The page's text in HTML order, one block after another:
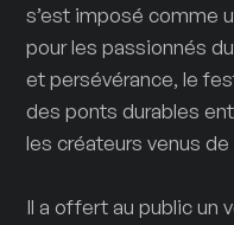
s’est imposé comme
pour les passionnés
et persévérance, le
des ponts durables
les créateurs venus
Il a offert au public un